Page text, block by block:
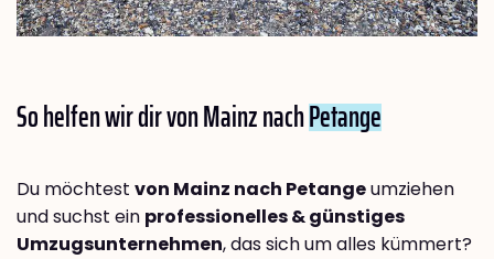
So helfen wir dir von Mainz nachPetange
Du möchtest von Mainz nach Petangeumziehen
und suchst ein professionelles & günstiges
Umzugsunternehmen, das sich um alles kümmert?